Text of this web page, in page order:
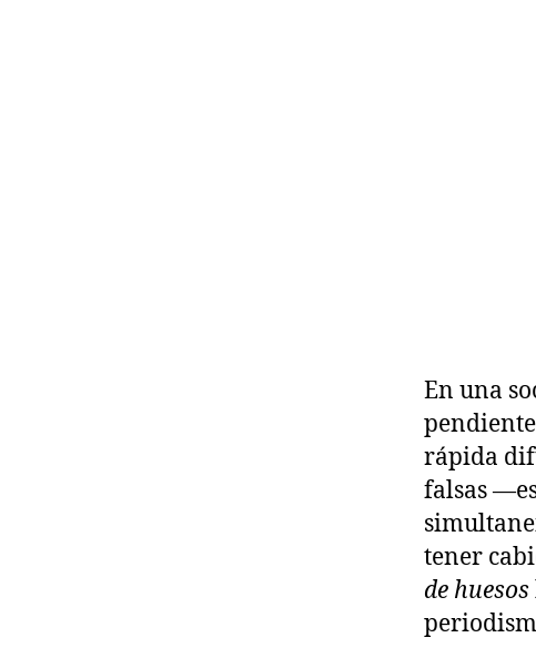
En una
rápida
falsas
tener
de huesos